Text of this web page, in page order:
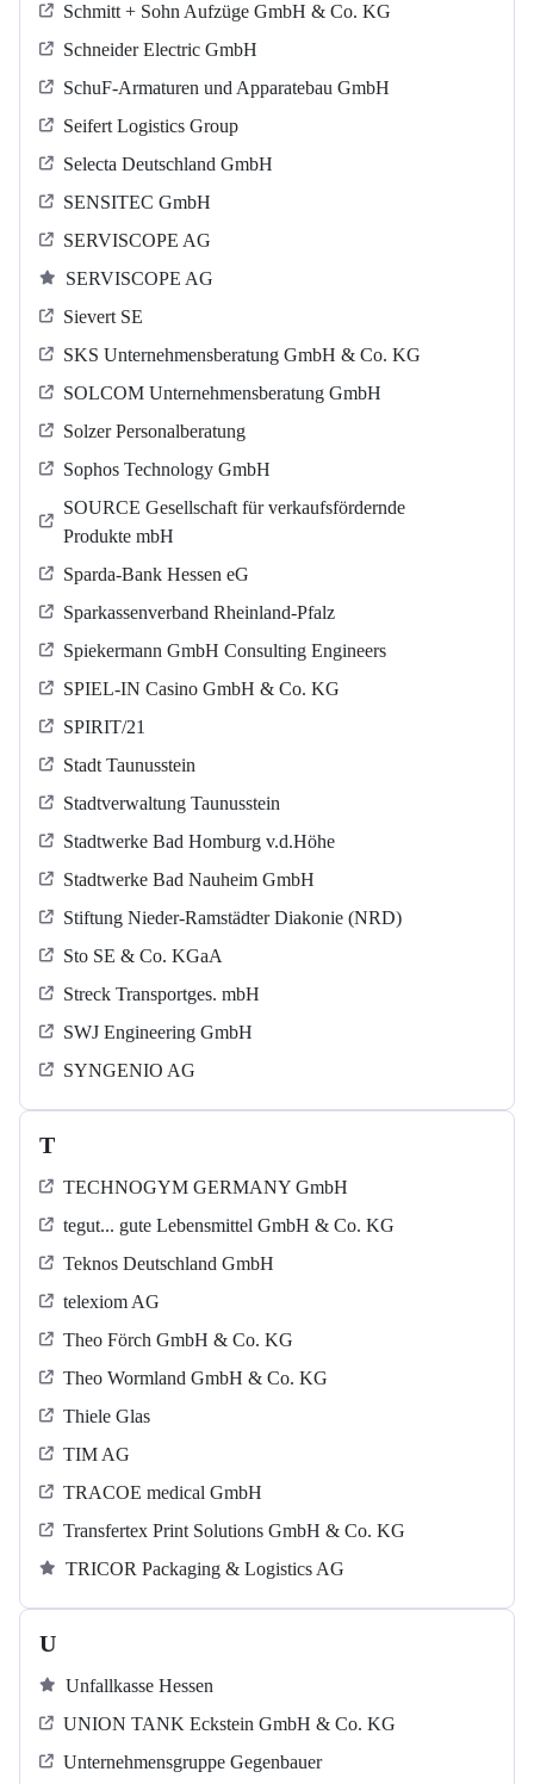
Schmitt + Sohn Aufzüge GmbH & Co. KG
Schneider Electric GmbH
SchuF-Armaturen und Apparatebau GmbH
Seifert Logistics Group
Selecta Deutschland GmbH
SENSITEC GmbH
SERVISCOPE AG
SERVISCOPE AG
Sievert SE
SKS Unternehmensberatung GmbH & Co. KG
SOLCOM Unternehmensberatung GmbH
Solzer Personalberatung
Sophos Technology GmbH
SOURCE Gesellschaft für verkaufsfördernde
Produkte mbH
Sparda-Bank Hessen eG
Sparkassenverband Rheinland-Pfalz
Spiekermann GmbH Consulting Engineers
SPIEL-IN Casino GmbH & Co. KG
SPIRIT/21
Stadt Taunusstein
Stadtverwaltung Taunusstein
Stadtwerke Bad Homburg v.d.Höhe
Stadtwerke Bad Nauheim GmbH
Stiftung Nieder-Ramstädter Diakonie (NRD)
Sto SE & Co. KGaA
Streck Transportges. mbH
SWJ Engineering GmbH
SYNGENIO AG
T
TECHNOGYM GERMANY GmbH
tegut... gute Lebensmittel GmbH & Co. KG
Teknos Deutschland GmbH
telexiom AG
Theo Förch GmbH & Co. KG
Theo Wormland GmbH & Co. KG
Thiele Glas
TIM AG
TRACOE medical GmbH
Transfertex Print Solutions GmbH & Co. KG
TRICOR Packaging & Logistics AG
U
Unfallkasse Hessen
UNION TANK Eckstein GmbH & Co. KG
Unternehmensgruppe Gegenbauer